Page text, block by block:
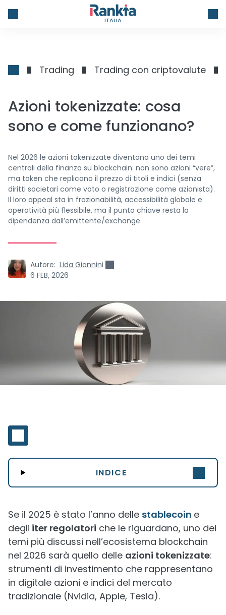
ITALIA
Trading Trading con criptovalute
Azioni tokenizzate: cosa
sono e come funzionano?
Nel 2026 le azioni tokenizzate diventano uno dei temi
centrali della finanza su blockchain: non sono azioni “vere”,
ma token che replicano il prezzo di titoli e indici (senza
diritti societari come voto o registrazione come azionista).
Il loro appeal sta in frazionabilità, accessibilità globale e
operatività più flessibile, ma il punto chiave resta la
dipendenza dall’emittente/exchange.
Autore: Lida Giannini
6 FEB, 2026
INDICE
Se il 2025 è stato l’anno delle stablecoin e
degli iter regolatori che le riguardano, uno dei
temi più discussi nell’ecosistema blockchain
nel 2026 sarà quello delle azioni tokenizzate:
strumenti di investimento che rappresentano
in digitale azioni e indici del mercato
tradizionale (Nvidia, Apple, Tesla).